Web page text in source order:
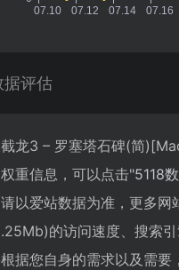
据评估
龙3 – 罗塞塔石碑(简
重信息，可以点击"5118
以爱站数据为准，更多
的访问速度、搜索
据您自身的需求以及需